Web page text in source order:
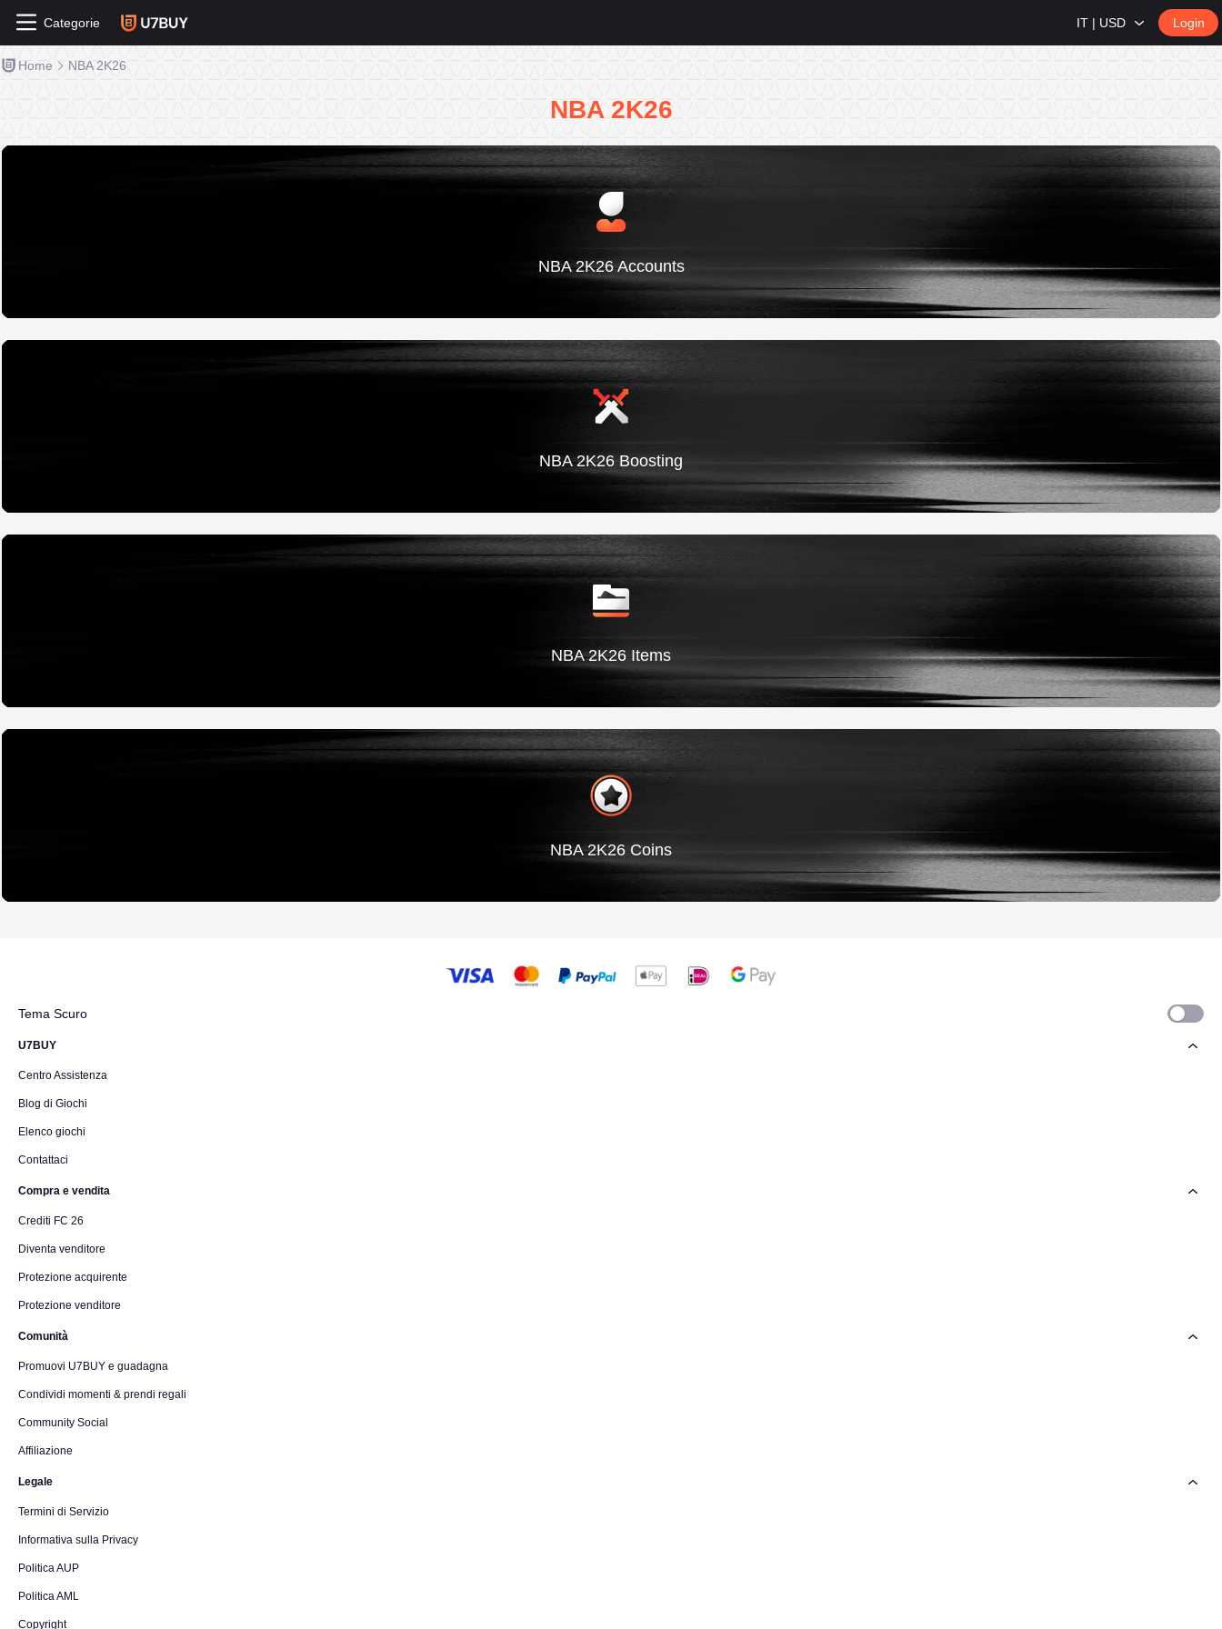
Categorie IT | USD Login
Home NBA 2K26
NBA 2K26
NBA 2K26 Accounts
NBA 2K26 Boosting
NBA 2K26 Items
NBA 2K26 Coins
Tema Scuro
U7BUY
Centro Assistenza
Blog di Giochi
Elenco giochi
Contattaci
Compra e vendita
Crediti FC 26
Diventa venditore
Protezione acquirente
Protezione venditore
Comunità
Promuovi U7BUY e guadagna
Condividi momenti & prendi regali
Community Social
Affiliazione
Legale
Termini di Servizio
Informativa sulla Privacy
Politica AUP
Politica AML
Copyright